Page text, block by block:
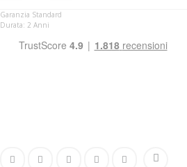
Garanzia Standard
Durata: 2 Anni